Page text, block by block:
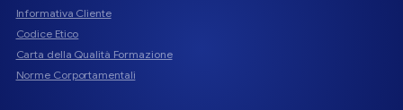
Informativa Cliente
Codice Etico
Carta della Qualità Formazione
Norme Corportamentali